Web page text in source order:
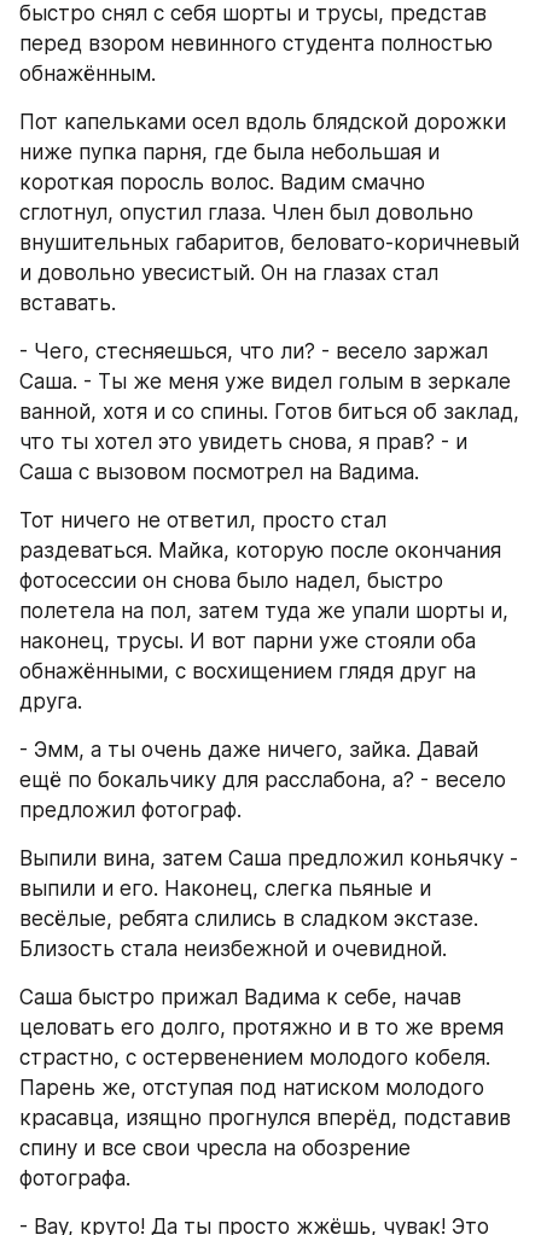
быстро снял с себя шорты и трусы, представ
перед взором невинного студента полностью
обнажённым.
Пот капельками осел вдоль блядской дорожки
ниже пупка парня, где была небольшая и
короткая поросль волос. Вадим смачно
сглотнул, опустил глаза. Член был довольно
внушительных габаритов, беловато-коричневый
и довольно увесистый. Он на глазах стал
вставать.
- Чего, стесняешься, что ли? - весело заржал
Саша. - Ты же меня уже видел голым в зеркале
ванной, хотя и со спины. Готов биться об заклад,
что ты хотел это увидеть снова, я прав? - и
Саша с вызовом посмотрел на Вадима.
Тот ничего не ответил, просто стал
раздеваться. Майка, которую после окончания
фотосессии он снова было надел, быстро
полетела на пол, затем туда же упали шорты и,
наконец, трусы. И вот парни уже стояли оба
обнажёнными, с восхищением глядя друг на
друга.
- Эмм, а ты очень даже ничего, зайка. Давай
ещё по бокальчику для расслабона, а? - весело
предложил фотограф.
Выпили вина, затем Саша предложил коньячку -
выпили и его. Наконец, слегка пьяные и
весёлые, ребята слились в сладком экстазе.
Близость стала неизбежной и очевидной.
Саша быстро прижал Вадима к себе, начав
целовать его долго, протяжно и в то же время
страстно, с остервенением молодого кобеля.
Парень же, отступая под натиском молодого
красавца, изящно прогнулся вперёд, подставив
спину и все свои чресла на обозрение
фотографа.
- Вау, круто! Да ты просто жжёшь, чувак! Это